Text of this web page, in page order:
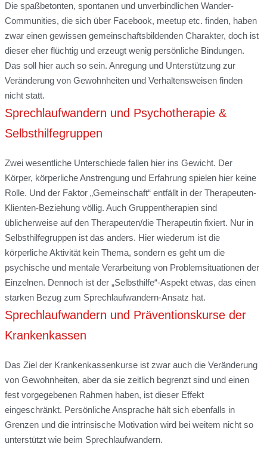
Die spaßbetonten, spontanen und unverbindlichen Wander-
Communities, die sich über Facebook, meetup etc. finden, haben
zwar einen gewissen gemeinschaftsbildenden Charakter, doch ist
dieser eher flüchtig und erzeugt wenig persönliche Bindungen.
Das soll hier auch so sein. Anregung und Unterstützung zur
Veränderung von Gewohnheiten und Verhaltensweisen finden
nicht statt.
Sprechlaufwandern und Psychotherapie &
Selbsthilfegruppen
Zwei wesentliche Unterschiede fallen hier ins Gewicht. Der
Körper, körperliche Anstrengung und Erfahrung spielen hier keine
Rolle. Und der Faktor „Gemeinschaft“ entfällt in der Therapeuten-
Klienten-Beziehung völlig. Auch Gruppentherapien sind
üblicherweise auf den Therapeuten/die Therapeutin fixiert. Nur in
Selbsthilfegruppen ist das anders. Hier wiederum ist die
körperliche Aktivität kein Thema, sondern es geht um die
psychische und mentale Verarbeitung von Problemsituationen der
Einzelnen. Dennoch ist der „Selbsthilfe“-Aspekt etwas, das einen
starken Bezug zum Sprechlaufwandern-Ansatz hat.
Sprechlaufwandern und Präventionskurse der
Krankenkassen
Das Ziel der Krankenkassenkurse ist zwar auch die Veränderung
von Gewohnheiten, aber da sie zeitlich begrenzt sind und einen
fest vorgegebenen Rahmen haben, ist dieser Effekt
eingeschränkt. Persönliche Ansprache hält sich ebenfalls in
Grenzen und die intrinsische Motivation wird bei weitem nicht so
unterstützt wie beim Sprechlaufwandern.